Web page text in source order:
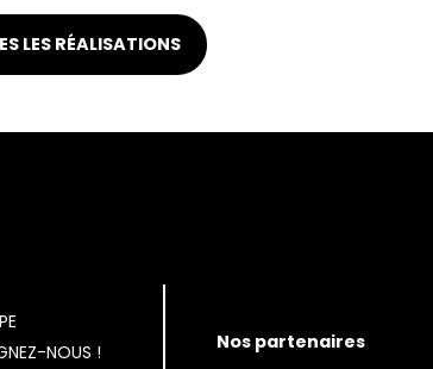
LES RÉALISATIONS
NOUS !
Nos partenaires